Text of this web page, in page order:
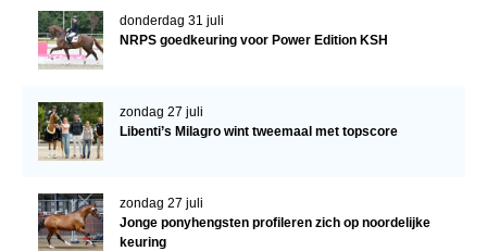
donderdag 31 juli
NRPS goedkeuring voor Power Edition KSH
zondag 27 juli
Libenti’s Milagro wint tweemaal met topscore
zondag 27 juli
Jonge ponyhengsten profileren zich op noordelijke
keuring